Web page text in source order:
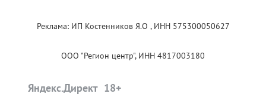
Реклама: ИП Костенников Я.О , ИНН 575300050627
ООО "Регион центр", ИНН 4817003180
Яндекс.Директ